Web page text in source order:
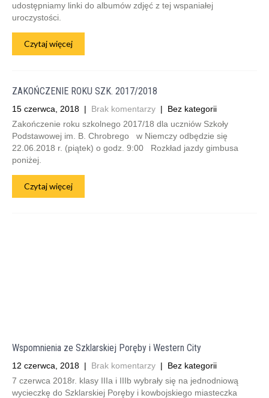
udostępniamy linki do albumów zdjęć z tej wspaniałej
uroczystości.
Czytaj więcej
ZAKOŃCZENIE ROKU SZK. 2017/2018
15 czerwca, 2018 | Brak komentarzy | Bez kategorii
Zakończenie roku szkolnego 2017/18 dla uczniów Szkoły
Podstawowej im. B. Chrobrego w Niemczy odbędzie się
22.06.2018 r. (piątek) o godz. 9:00 Rozkład jazdy gimbusa
poniżej.
Czytaj więcej
Wspomnienia ze Szklarskiej Poręby i Western City
12 czerwca, 2018 | Brak komentarzy | Bez kategorii
7 czerwca 2018r. klasy IIIa i IIIb wybrały się na jednodniową
wycieczkę do Szklarskiej Poręby i kowbojskiego miasteczka